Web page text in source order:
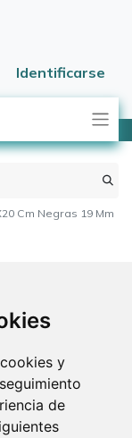
y
de
Identificarse
Cm Negras 19 Mm